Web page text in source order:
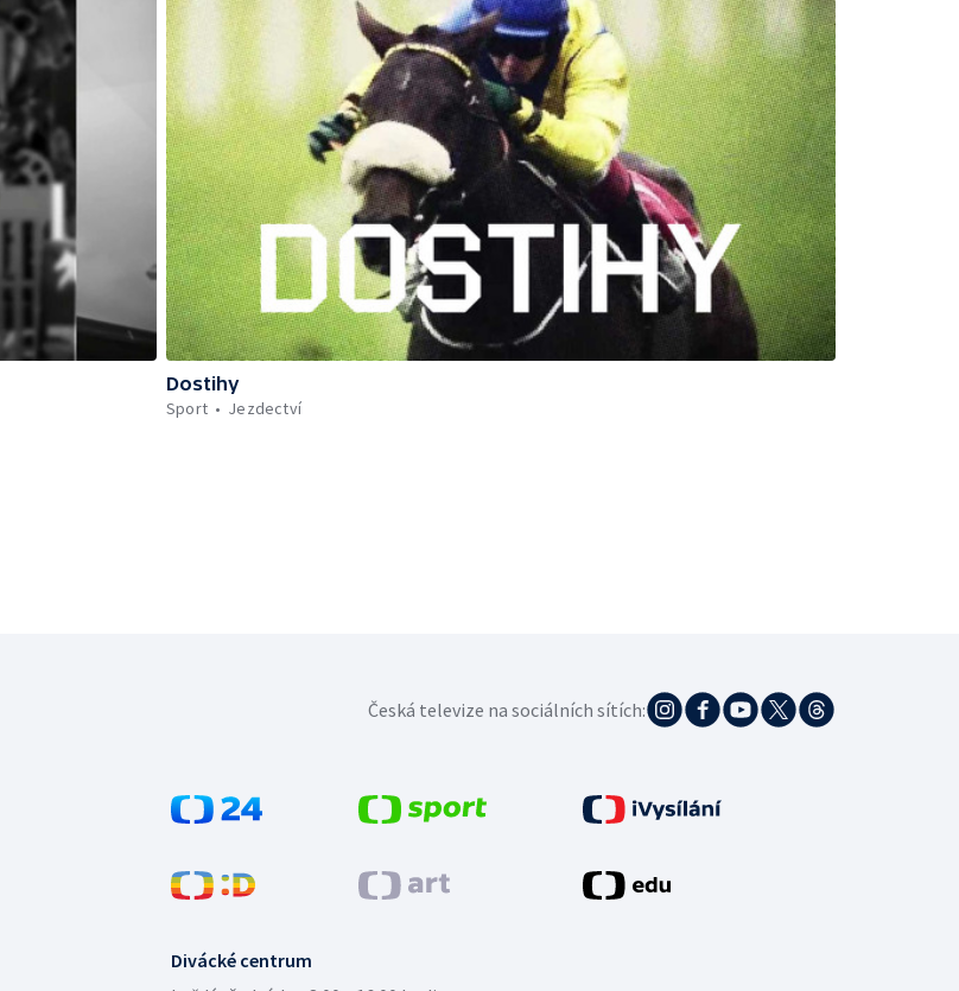
Dostihy
Sport
Jezdectví
Divácké centrum
Česká televize na sociálních sítích: